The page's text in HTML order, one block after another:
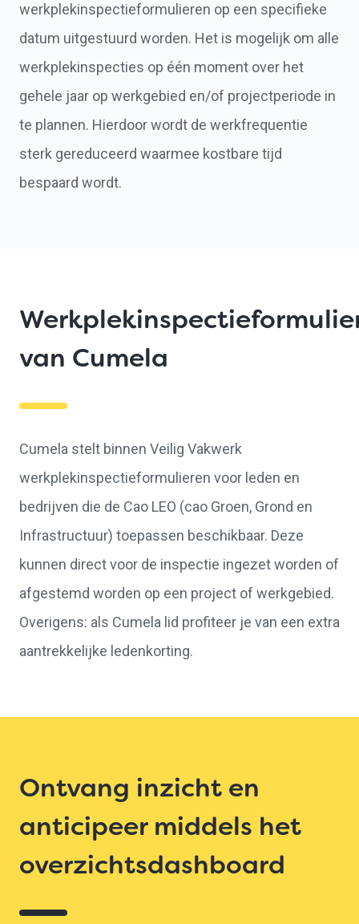
werkplekinspectieformulieren op een specifieke
datum uitgestuurd worden. Het is mogelijk om alle
werkplekinspecties op één moment over het
gehele jaar op werkgebied en/of projectperiode in
te plannen. Hierdoor wordt de werkfrequentie
sterk gereduceerd waarmee kostbare tijd
bespaard wordt.
van Cumela
Cumela stelt binnen Veilig Vakwerk
werkplekinspectieformulieren voor leden en
bedrijven die de Cao LEO (cao Groen, Grond en
Infrastructuur) toepassen beschikbaar. Deze
kunnen direct voor de inspectie ingezet worden of
afgestemd worden op een project of werkgebied.
Overigens: als Cumela lid profiteer je van een extra
aantrekkelijke ledenkorting.
Ontvang inzicht en
anticipeer middels het
overzichtsdashboard